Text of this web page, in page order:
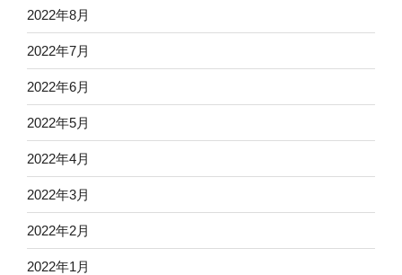
2022年8月
2022年7月
2022年6月
2022年5月
2022年4月
2022年3月
2022年2月
2022年1月